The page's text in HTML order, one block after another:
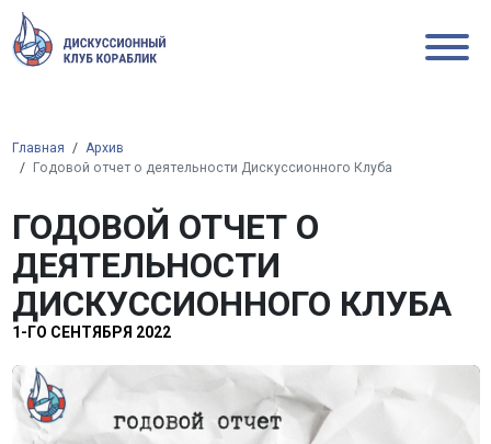
Главная
Архив
Годовой отчет о деятельности Дискуссионного Клуба
ГОДОВОЙ ОТЧЕТ О
ДЕЯТЕЛЬНОСТИ
ДИСКУССИОННОГО КЛУБА
1-ГО СЕНТЯБРЯ 2022